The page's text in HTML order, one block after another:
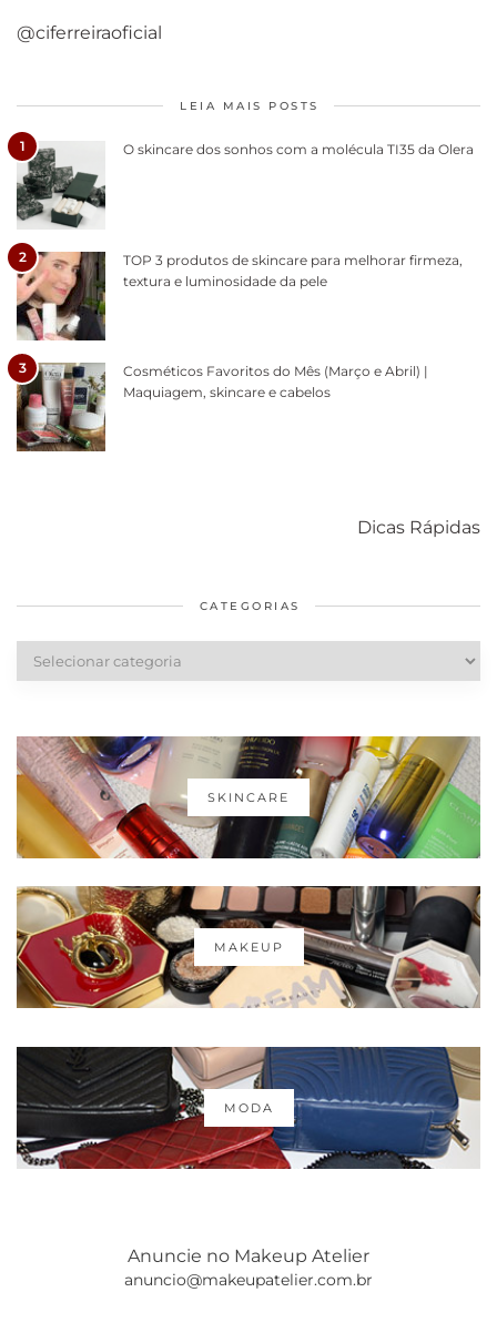
@ciferreiraoficial
LEIA MAIS POSTS
1 O skincare dos sonhos com a molécula TI35 da Olera
2
TOP 3 produtos de skincare para melhorar firmeza,
textura e luminosidade da pele
3
Cosméticos Favoritos do Mês (Março e Abril) |
Maquiagem, skincare e cabelos
Dicas Rápidas
diários
cabelos
CATEGORIAS
SKINCARE
MAKEUP
MODA
Anuncie no Makeup Atelier
anuncio@makeupatelier.com.br